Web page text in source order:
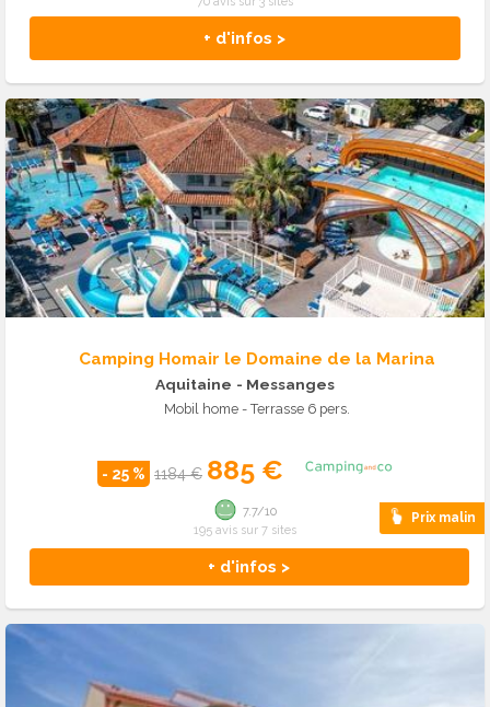
+ d'infos >
Camping Homair le Domaine de la Marina
Aquitaine - Messanges
Mobil home - Terrasse 6 pers.
- 25 % 1184 € 885 €
Prix malin
+ d'infos >
7.7/10
195 avis sur 7 sites